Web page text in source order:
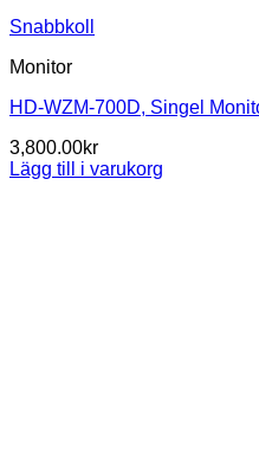
Snabbkoll
Monitor
HD-WZM-700D, Singel
3,800.00kr
Lägg till i varukorg